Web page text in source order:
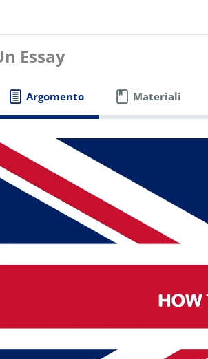
Essay
Argomento Materiali